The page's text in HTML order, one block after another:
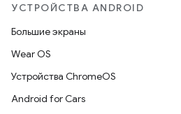
УСТРОЙСТВА ANDROID
Большие экраны
Wear OS
Устройства ChromeOS
Android for Cars